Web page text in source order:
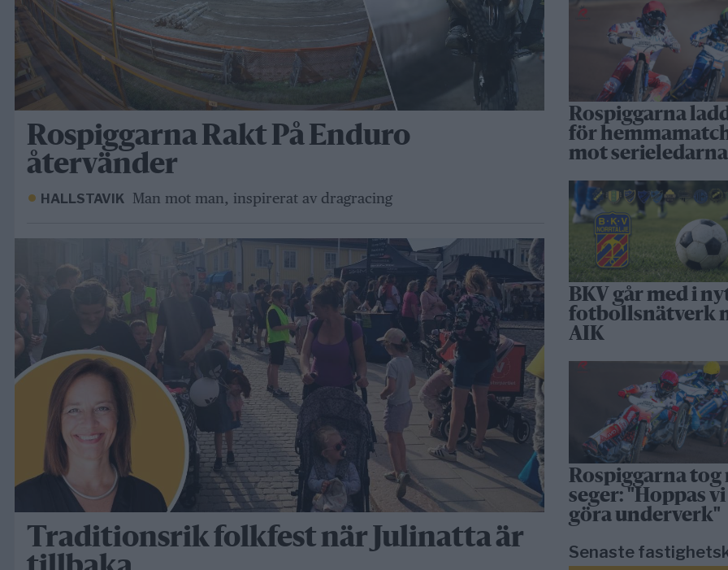
Rospiggarna Rakt På Enduro
återvänder
HALLSTAVIK Man mot man, inspirerat av dragracing
Traditionsrik folkfest när Julinatta är
Rospiggarna
för
mot serieledarna
BKV går med i
fotbollsnätverk
AIK
Rospiggarna tog
seger: "Hoppas
göra underverk"
Senaste